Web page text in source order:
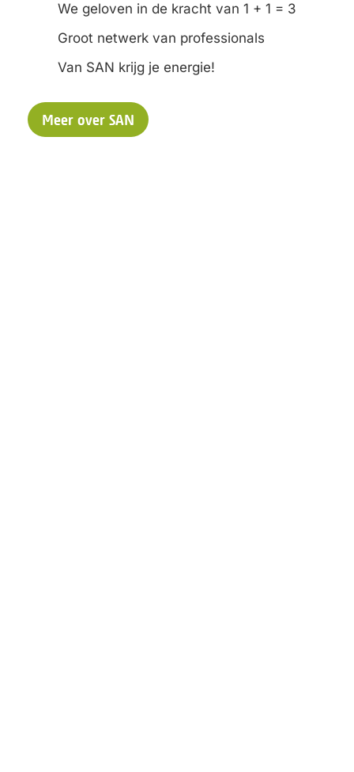
We geloven in de kracht van 1 + 1 = 3
Groot netwerk van professionals
Van SAN krijg je energie!
Meer over SAN